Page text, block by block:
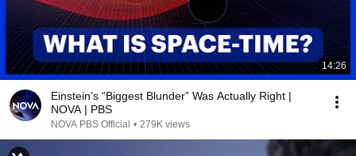
14:26
Einstein’s “Biggest Blunder” Was Actually Right |
NOVA | PBS
NOVA PBS Official • 279K views